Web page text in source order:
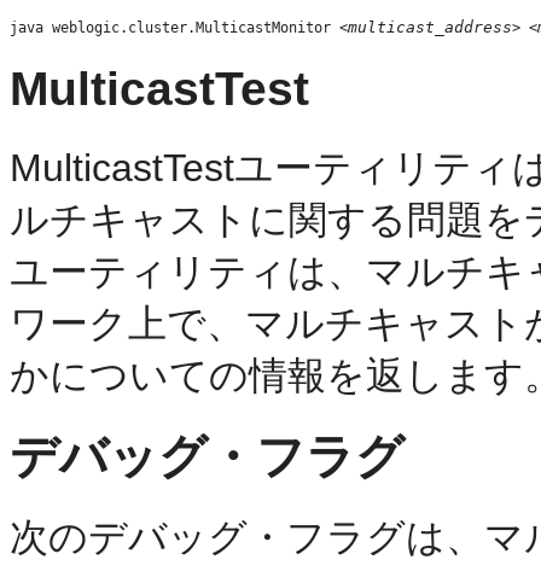
java weblogic.cluster.MulticastMonitor <multicast_address> <
MulticastTest
MulticastTestユーティリティ
ルチキャストに関する問題
ユーティリティは、マルチ
ワーク上で、マルチキャス
かについての情報を返します
デバッグ・フラグ
次のデバッグ・フラグは、